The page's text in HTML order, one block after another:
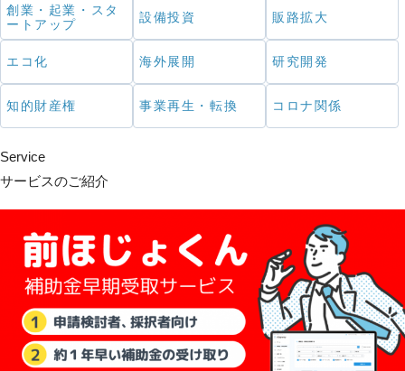
創業・起業・スタ
ートアップ
設備投資 販路拡大
エコ化 海外展開 研究開発
知的財産権 事業再生・転換 コロナ関係
Service
サービスのご紹介